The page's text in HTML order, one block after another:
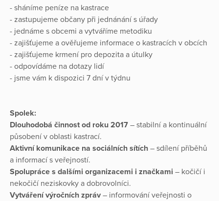
- sháníme peníze na kastrace
- zastupujeme občany při jednánání s úřady
- jednáme s obcemi a vytváříme metodiku
- zajišťujeme a ověřujeme informace o kastracích v obcích
- zajišťujeme krmení pro depozita a útulky
- odpovídáme na dotazy lidí
- jsme vám k dispozici 7 dní v týdnu
Spolek:
Dlouhodobá činnost od roku 2017 – stabilní a kontinuální
působení v oblasti kastrací.
Aktivní komunikace na sociálních sítích – sdílení příběhů
a informací s veřejností.
Spolupráce s dalšími organizacemi i značkami – kočičí i
nekočičí neziskovky a dobrovolníci.
Vytváření výročních zpráv – informování veřejnosti o